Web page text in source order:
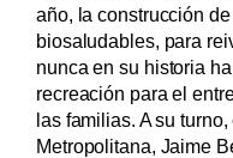
año, la construcción
biosaludables, para
nunca en su historia
recreación para el
las familias. A su
Metropolitana, Jaime